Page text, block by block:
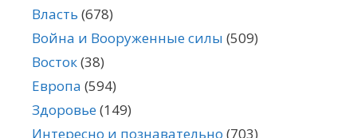
Власть (678)
Война и Вооруженные силы (509)
Восток(38)
Европа (594)
Здоровье(149)
Интересно и познавательно (703)